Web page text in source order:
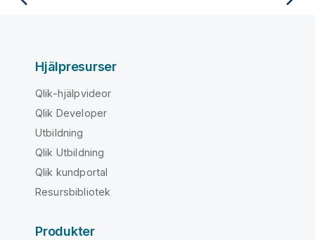
Hjälpresurser
Qlik-hjälpvideor
Qlik Developer
Utbildning
Qlik Utbildning
Qlik kundportal
Resursbibliotek
Produkter